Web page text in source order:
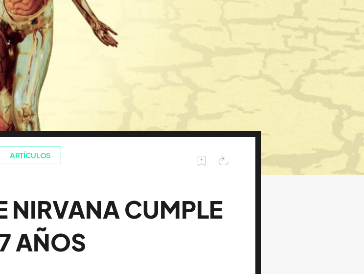
ARTÍCULOS
NIRVANA CUMPLE
AÑOS